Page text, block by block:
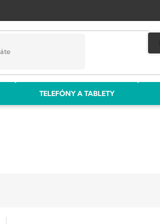
TELEFÓNY A TABLETY